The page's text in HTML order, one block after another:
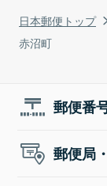
日本郵便トップ
赤沼町
郵便番
郵便局